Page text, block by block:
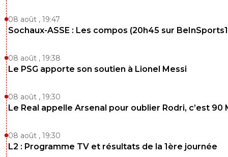
08 août , 19:47
Sochaux-ASSE : Les compos (20h45 sur
08 août , 19:38
Le PSG apporte son soutien à Lionel Messi
08 août , 19:30
Le Real appelle Arsenal pour oublier Rodri, c’est 90
08 août , 19:30
L2 : Programme TV et résultats de la 1ère journée